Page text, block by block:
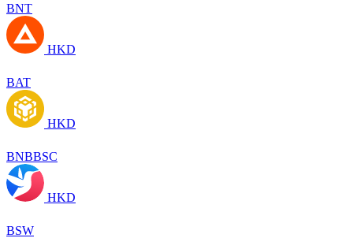
BNT
HKD
BAT
HKD
BNBBSC
HKD
BSW